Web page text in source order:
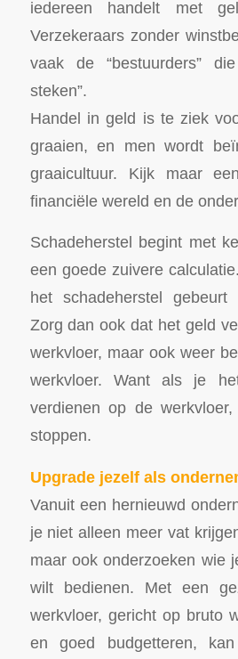
iedereen handelt met
Verzekeraars zonder
vaak de “bestuurders”
steken”.
Handel in geld is te ziek
graaien, en men wordt
graaicultuur. Kijk maar
financiële wereld en de
Schadeherstel begint met
een goede zuivere
het schadeherstel
Zorg dan ook dat het geld
werkvloer, maar ook weer
werkvloer. Want als je
verdienen op de
stoppen.
Upgrade jezelf als
Vanuit een hernieuwd
je niet alleen meer vat
maar ook onderzoeken wie
wilt bedienen. Met een
werkvloer, gericht op bruto
en goed budgetteren,